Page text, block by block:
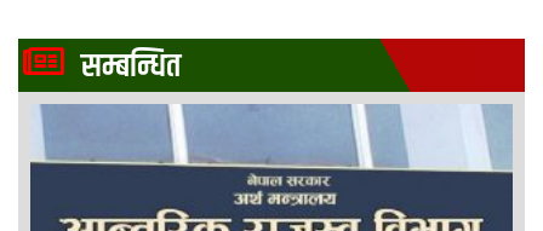
सम्बन्धित